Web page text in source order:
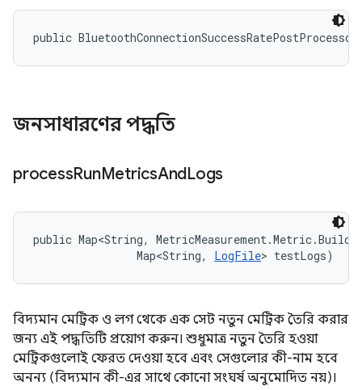
public
জনসাধারণের পদ্ধতি
processRunMetricsAndLogs
public Map<String,
                Map<String,
LogFile> testLogs)
বিদ্যমান মেট্রিক ও লগ থেকে এক সেট নতুন মেট্রিক তৈরি করার
জন্য এই পদ্ধতিটি প্রয়োগ করুন। শুধুমাত্র নতুন তৈরি হওয়া
মেট্রিকগুলোই ফেরত দেওয়া হবে এবং সেগুলোর কী-নাম হবে
অনন্য (বিদ্যমান কী-এর সাথে কোনো সংঘর্ষ অনুমোদিত নয়)।